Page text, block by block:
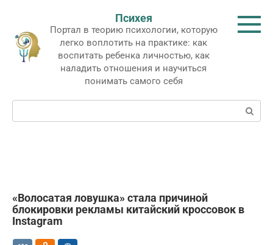
контенту
Психея
Портал в теорию психологии, которую
легко воплотить на практике: как
воспитать ребенка личностью, как
наладить отношения и научиться
понимать самого себя
Поиск:
«Волосатая ловушка» стала причиной
блокировки рекламы китайский кроссовок в
Instagram